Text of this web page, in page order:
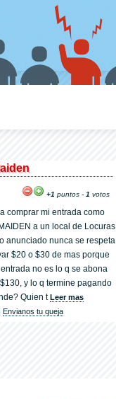
+1 puntos - 1 votos
comprar mi entrada como
a un local de Locuras
anunciado nunca se respeta
$20 o $30 de mas porque
no es lo q se abona
y lo q termine pagando
Quien tLeer mas
Envianos tu queja